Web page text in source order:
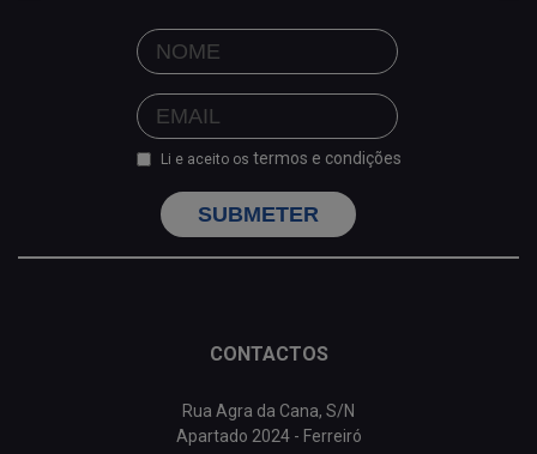
Li e aceito os termos e condições
SUBMETER
CONTACTOS
Rua Agra da Cana, S/N
Apartado 2024 - Ferreiró